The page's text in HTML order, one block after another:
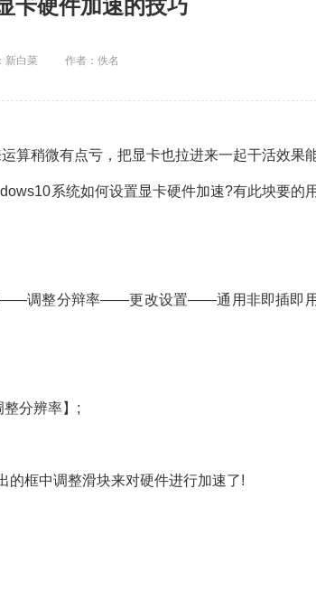
卡硬件加速的技巧
新白菜 作者：佚名
算稍微有点亏，把显卡也拉进来一起干活效果
系统如何设置显卡硬件加速?有此坱要的
调整分辩率——更改设置——通用非即插即
整分辨率】;
的框中调整滑块来对硬件进行加速了!